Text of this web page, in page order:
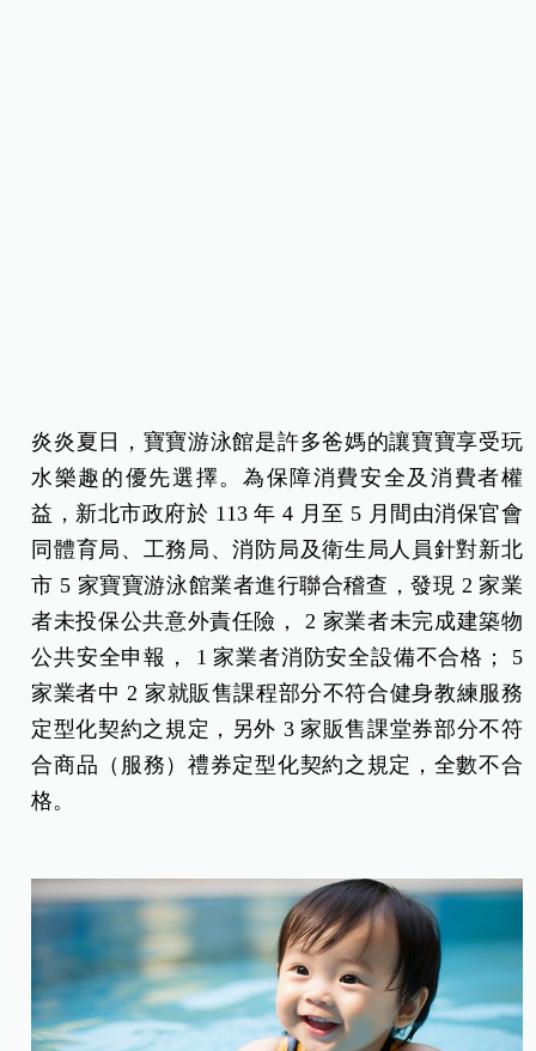
炎炎夏日，寶寶游泳館是許多爸媽的讓寶寶享受玩
水樂趣的優先選擇。為保障消費安全及消費者權
益，新北市政府於 113 年 4 月至 5 月間由消保官會
同體育局、工務局、消防局及衛生局人員針對新北
市 5 家寶寶游泳館業者進行聯合稽查，發現 2 家業
者未投保公共意外責任險， 2 家業者未完成建築物
公共安全申報， 1 家業者消防安全設備不合格； 5
家業者中 2 家就販售課程部分不符合健身教練服務
定型化契約之規定，另外 3 家販售課堂券部分不符
合商品（服務）禮券定型化契約之規定，全數不合
格。